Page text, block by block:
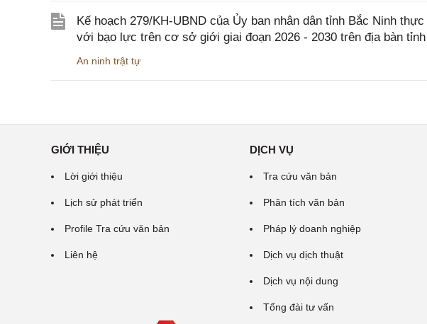
Kế hoạch 279/KH-UBND của Ủy ban nhân dân tỉnh Bắc Ninh
với bạo lực trên cơ sở giới giai đoạn 2026 - 2030 trên địa bàn
An ninh trật tự
GIỚI THIỆU
Lời giới thiệu
Lịch sử phát triển
Profile Tra cứu văn bản
Liên hệ
DỊCH VỤ
Tra cứu văn bản
Phân tích văn bản
Pháp lý doanh nghiệp
Dịch vụ dịch thuật
Dịch vụ nội dung
Tổng đài tư vấn